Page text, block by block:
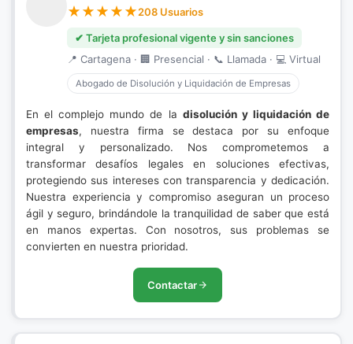
208 Usuarios
✔ Tarjeta profesional vigente y sin sanciones
📍 Cartagena · 🏢 Presencial · 📞 Llamada · 💻 Virtual
Abogado de Disolución y Liquidación de Empresas
En el complejo mundo de la disolución y liquidación de
empresas, nuestra firma se destaca por su enfoque
integral y personalizado. Nos comprometemos a
transformar desafíos legales en soluciones efectivas,
protegiendo sus intereses con transparencia y dedicación.
Nuestra experiencia y compromiso aseguran un proceso
ágil y seguro, brindándole la tranquilidad de saber que está
en manos expertas. Con nosotros, sus problemas se
convierten en nuestra prioridad.
Contactar